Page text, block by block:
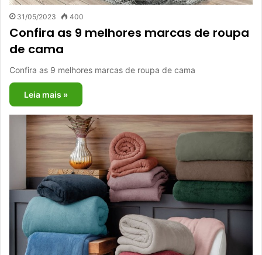
31/05/2023 400
Confira as 9 melhores marcas de roupa
de cama
Confira as 9 melhores marcas de roupa de cama
Leia mais »